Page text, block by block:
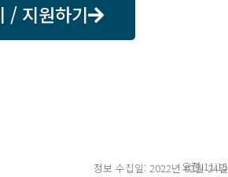
/ 지원하기
정보 수집일: 2022년 02월 24일
오전 11:15